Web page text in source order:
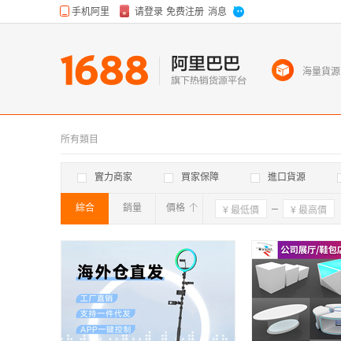
所有類目
實力商家 買家保障 進口貨源
綜合 銷量 價格 確定
海量貨源